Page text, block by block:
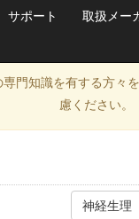
サポート 取扱メー
門知識を有する方々
慮ください。
神経生理